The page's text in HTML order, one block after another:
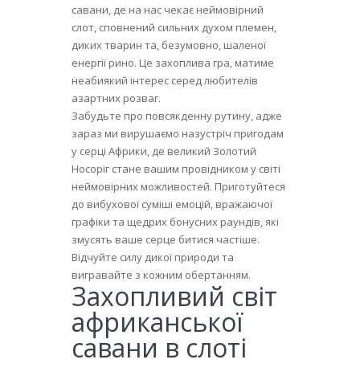
савани, де на нас чекає неймовірний
слот, сповнений сильних духом племен,
диких тварин та, безумовно, шаленої
енергіїрино. Це захоплива гра, матиме
неабиякий інтерес серед любителів
азартних розваг.
Забудьте про повсякденну рутину, адже
зараз ми вирушаємо назустріч пригодам
у серці Африки, де великий Золотий
Носоріг стане вашим провідником у світі
неймовірних можливостей. Приготуйтеся
до вибухової суміші емоцій, вражаючої
графіки та щедрих бонусних раундів, які
змусять ваше серце битися частіше.
Відчуйте силу дикої природи та
вигравайте з кожним обертанням.
Захопливий світ
африканської
савани в слоті